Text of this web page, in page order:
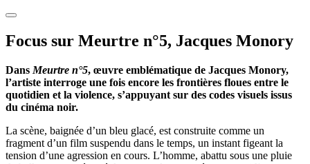
Focus sur Meurtre n°5, Jacques Monory
Dans Meurtre n°5, œuvre emblématique de Jacques Monory,
l’artiste interroge une fois encore les frontières floues entre le
quotidien et la violence, s’appuyant sur des codes visuels issus
du cinéma noir.
La scène, baignée d’un bleu glacé, est construite comme un
fragment d’un film suspendu dans le temps, un instant figeant la
tension d’une agression en cours. L’homme, abattu sous une pluie